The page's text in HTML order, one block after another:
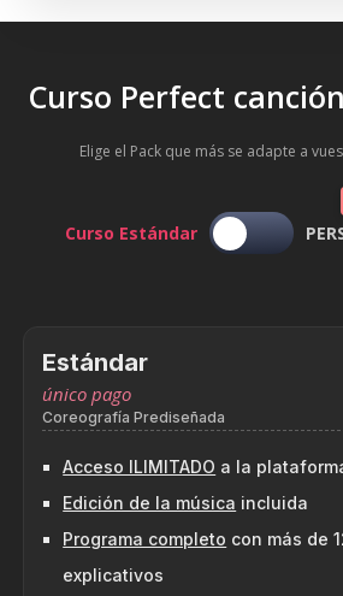
Curso Perfect
Elige el Pack que más se adapte a
Curso Estándar
Estándar
único pago
Coreografía Prediseñada
Acceso ILIMITADO a la
Edición de la música incluida
Programa completo con más de
explicativos